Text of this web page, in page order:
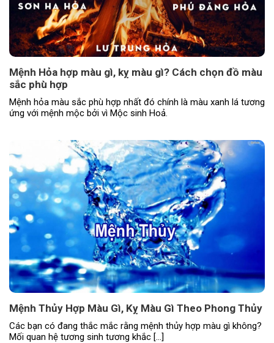
Mệnh Hỏa hợp màu gì, kỵ màu gì? Cách chọn đồ màu
sắc phù hợp
Mệnh hỏa màu sắc phù hợp nhất đó chính là màu xanh lá tương
ứng với mệnh mộc bởi vì Mộc sinh Hoả.
Mệnh Thủy Hợp Màu Gì, Kỵ Màu Gì Theo Phong Thủy
Các bạn có đang thắc mắc rằng mệnh thủy hợp màu gì không?
Mối quan hệ tương sinh tương khắc […]